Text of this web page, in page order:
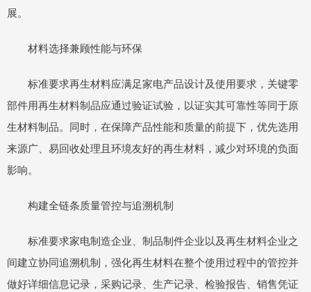
展。
材料选择兼顾性能与环保
标准要求再生材料应满足家电产品设计及使用要求，关键零
部件用再生材料制品应通过验证试验，以证实其可靠性等同于原
生材料制品。同时，在保障产品性能和质量的前提下，优先选用
来源广、易回收处理且环境友好的再生材料，减少对环境的负面
影响。
构建全链条质量管控与追溯机制
标准要求家电制造企业、制品制件企业以及再生材料企业之
间建立协同追溯机制，强化再生材料在整个使用过程中的管控并
做好详细信息记录，采购记录、生产记录、检验报告、销售凭证